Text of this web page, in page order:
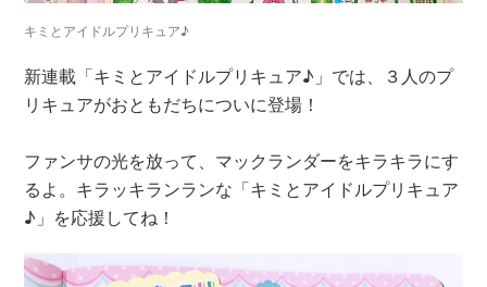
キミとアイドルプリキュア♪
新連載「キミとアイドルプリキュア♪」では、３人のプ
リキュアがおともだちについに登場！
ファンサの光を放って、マックランダーをキラキラにす
るよ。キラッキランランな「キミとアイドルプリキュア
♪」を応援してね！